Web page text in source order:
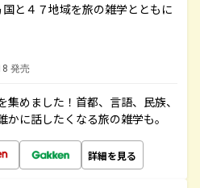
国と４７地域を旅の雑学とともに
発売
めました！首都、言語、民族、
に話したくなる旅の雑学も。
詳細を見る